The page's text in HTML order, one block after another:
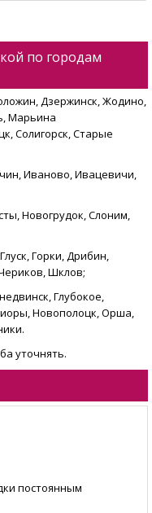
по городам
Дзержинск, Жодино,
Марьина
Солигорск, Старые
Иваново, Ивацевичи,
Новогрудок, Слоним,
Горки, Дрибин,
Шклов;
Глубокое,
Новополоцк, Орша,
уточнять.
постоянным